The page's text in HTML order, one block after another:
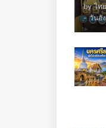
by ไท
- วันอั